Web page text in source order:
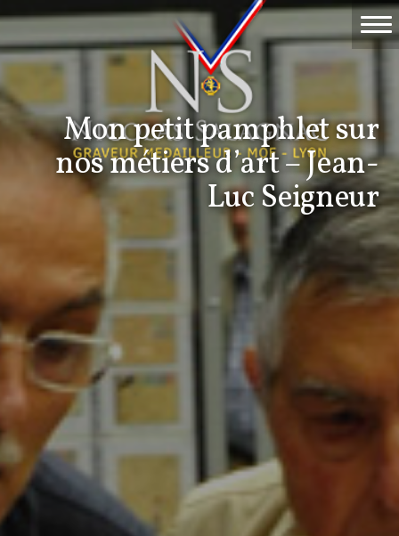
Mon petit pamphlet sur
nos métiers d’art – Jean-
Luc Seigneur
Accueil
Travaux
Événements
Nicolas Salagnac
La Gravure
Contact & devis